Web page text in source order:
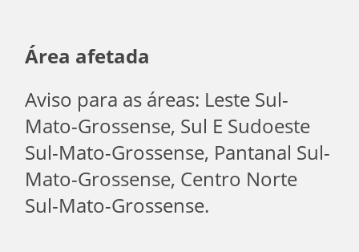
Área afetada
Aviso para as áreas: Leste Sul-
Mato-Grossense, Sul E Sudoeste
Sul-Mato-Grossense, Pantanal Sul-
Mato-Grossense, Centro Norte
Sul-Mato-Grossense.